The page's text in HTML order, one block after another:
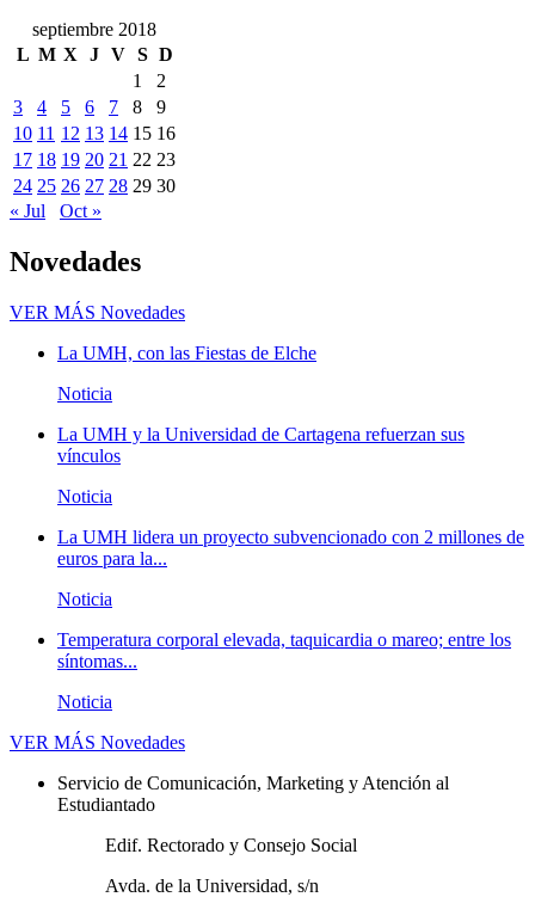
septiembre 2018
L M X J V S D
1
2
3
4 5 6 7 8
9
10 11 12 13 14 15 16
17 18 19 20 21 22 23
24 25 26 27 28 29 30
« Jul
Oct »
Novedades
VER MÁS Novedades
La UMH, con las Fiestas de Elche
Noticia
La UMH y la Universidad de Cartagena refuerzan sus
vínculos
Noticia
La UMH lidera un proyecto subvencionado con 2 millones de
euros para la...
Noticia
Temperatura corporal elevada, taquicardia o mareo; entre los
síntomas...
Noticia
VER MÁS Novedades
Servicio de Comunicación, Marketing y Atención al
Estudiantado
Edif. Rectorado y Consejo Social
Avda. de la Universidad, s/n